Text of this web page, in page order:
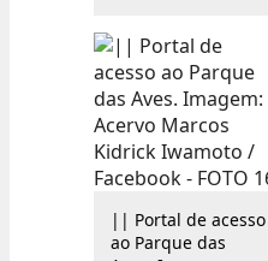
|| Portal de acesso
ao Parque das